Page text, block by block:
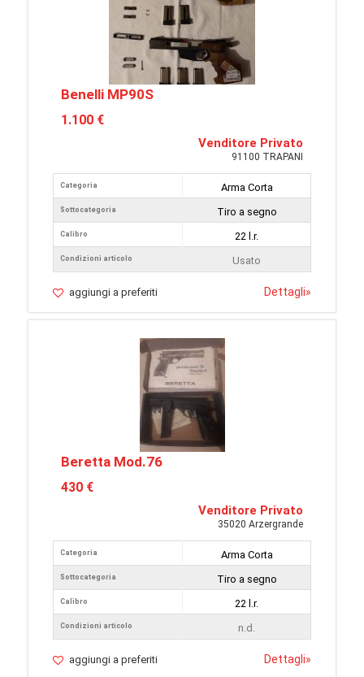
Benelli MP90S
1.100 €
Venditore Privato
91100 TRAPANI
Categoria
Sottocategoria
Calibro
Condizioni articolo
Arma Corta
Tiro a segno
22 l.r.
Usato
aggiungi a preferiti Dettagli»
Beretta Mod.76
430 €
Venditore Privato
35020 Arzergrande
Categoria
Sottocategoria
Calibro
Condizioni articolo
Arma Corta
Tiro a segno
22 l.r.
n.d.
aggiungi a preferiti Dettagli»